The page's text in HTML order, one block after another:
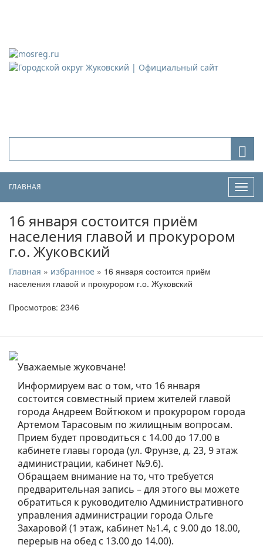
ГЛАВНАЯ
16 января состоится приём
населения главой и прокурором
г.о. Жуковский
Главная » избранное » 16 января состоится приём
населения главой и прокурором г.о. Жуковский
Просмотров: 2346
Уважаемые жуковчане!
Информируем вас о том, что 16 января
состоится совместный прием жителей главой
города Андреем Войтюком и прокурором города
Артемом Тарасовым по жилищным вопросам.
Прием будет проводиться с 14.00 до 17.00 в
кабинете главы города (ул. Фрунзе, д. 23, 9 этаж
администрации, кабинет №9.6).
Обращаем внимание на то, что требуется
предварительная запись – для этого вы можете
обратиться к руководителю Административного
управления администрации города Ольге
Захаровой (1 этаж, кабинет №1.4, с 9.00 до 18.00,
перерыв на обед с 13.00 до 14.00).